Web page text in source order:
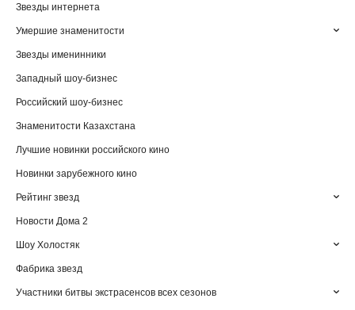
Звезды интернета
Умершие знаменитости
Звезды именинники
Западный шоу-бизнес
Российский шоу-бизнес
Знаменитости Казахстана
Лучшие новинки российского кино
Новинки зарубежного кино
Рейтинг звезд
Новости Дома 2
Шоу Холостяк
Фабрика звезд
Участники битвы экстрасенсов всех сезонов